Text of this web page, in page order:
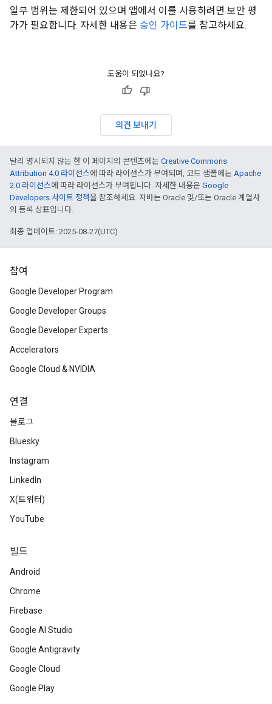
일부 범위는 제한되어 있으며 앱에서 이를 사용하려면 보안 평
가가 필요합니다. 자세한 내용은 승인 가이드를 참고하세요.
도움이 되었나요?
의견 보내기
달리 명시되지 않는 한 이 페이지의 콘텐츠에는 Creative Commons
Attribution 4.0 라이선스에 따라 라이선스가 부여되며, 코드 샘플에는 Apache
2.0 라이선스에 따라 라이선스가 부여됩니다. 자세한 내용은 Google
Developers 사이트 정책을 참조하세요. 자바는 Oracle 및/또는 Oracle 계열사
의 등록 상표입니다.
최종 업데이트: 2025-08-27(UTC)
참여
Google Developer Program
Google Developer Groups
Google Developer Experts
Accelerators
Google Cloud & NVIDIA
연결
블로그
Bluesky
Instagram
LinkedIn
X(트위터)
YouTube
빌드
Android
Chrome
Firebase
Google AI Studio
Google Antigravity
Google Cloud
Google Play